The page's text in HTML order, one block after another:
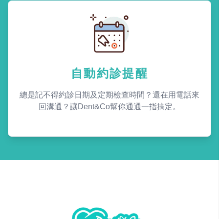
自動約診提醒
總是記不得約診日期及定期檢查時間？還在用電話來
回溝通？讓Dent&Co幫你通通一指搞定。